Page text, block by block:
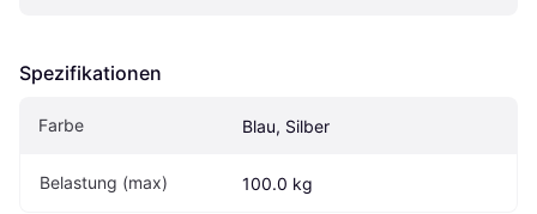
Spezifikationen
Farbe Blau, Silber
Belastung (max) 100.0 kg